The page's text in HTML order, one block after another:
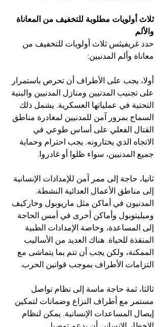
ثلاث أولويات مطلوبة للتخفيف من المعاناة
والألم
حدد غريفيثس ثلاث أولويات للتخفيف من
معاناة وألم المدنيين:
أولا، يجب على الأطراف أن تحرص باستمرار
على تجنيب المدنيين ومنازل المدنيين والبنية
التحتية في عملياتها العسكرية. يشمل ذلك
السماح بمرور آمن للمدنيين لمغادرة مناطق
القتال الفعلي على أساس طوعي في
الاتجاه الذي يختارونه. يجب احترام وحماية
جميع المدنيين، سواء ظلوا أو غادروا.
ثانيا، حاجة إلى ممر آمن للإمدادات الإنسانية
إلى مناطق الأعمال العدائية النشطة.
المدنيون في أماكن مثل ماريوبول وخاركيف
وميليتوبول وأماكن أخرى في أمس الحاجة
إلى المساعدة، وخاصة الإمدادات الطبية
المنقذة للحياة. هناك العديد من الأساليب
الممكنة، ولكن يجب أن تتم بما يتماشى مع
التزامات الأطراف بموجب قوانين الحرب.
ثالثا، ثمة حاجة ماسة إلى نظام تواصل
مستمر مع أطراف النزاع وضمانات لتمكين
إيصال المساعدات الإنسانية. يمكن لنظام